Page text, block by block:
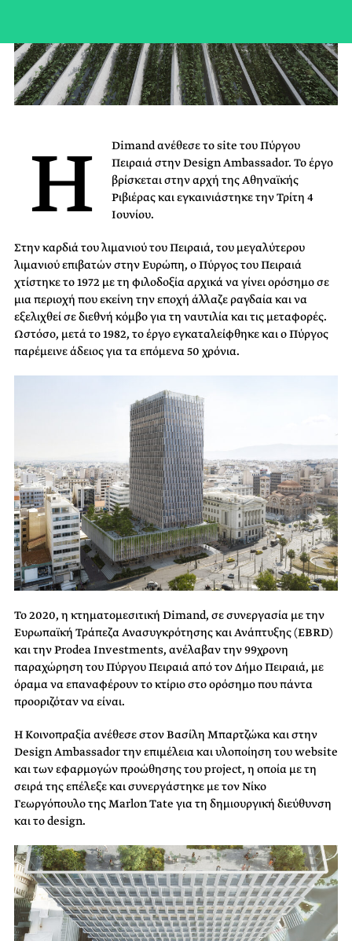
Η
Dimand ανέθεσε το site του Πύργου
Πειραιά στην Design Ambassador. Το έργο
βρίσκεται στην αρχή της Αθηναϊκής
Ριβιέρας και εγκαινιάστηκε την Τρίτη 4
Ιουνίου.
Στην καρδιά του λιμανιού του Πειραιά, του μεγαλύτερου
λιμανιού επιβατών στην Ευρώπη, ο Πύργος του Πειραιά
χτίστηκε το 1972 με τη φιλοδοξία αρχικά να γίνει ορόσημο σε
μια περιοχή που εκείνη την εποχή άλλαζε ραγδαία και να
εξελιχθεί σε διεθνή κόμβο για τη ναυτιλία και τις μεταφορές.
Ωστόσο, μετά το 1982, το έργο εγκαταλείφθηκε και ο Πύργος
παρέμεινε άδειος για τα επόμενα 50 χρόνια.
Το 2020, η κτηματομεσιτική Dimand, σε συνεργασία με την
Ευρωπαϊκή Τράπεζα Ανασυγκρότησης και Ανάπτυξης (EBRD)
και την Prodea Investments, ανέλαβαν την 99χρονη
παραχώρηση του Πύργου Πειραιά από τον Δήμο Πειραιά, με
όραμα να επαναφέρουν το κτίριο στο ορόσημο που πάντα
προοριζόταν να είναι.
Η Κοινοπραξία ανέθεσε στον Βασίλη Μπαρτζώκα και στην
Design Ambassador την επιμέλεια και υλοποίηση του website
και των εφαρμογών προώθησης του project, η οποία με τη
σειρά της επέλεξε και συνεργάστηκε με τον Νίκο
Γεωργόπουλο της Marlon Tate για τη δημιουργική διεύθυνση
και το design.